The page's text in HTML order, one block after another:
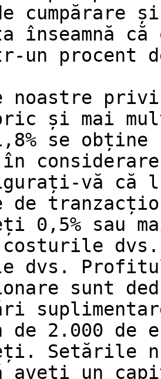
cumpărare
înseamnă
un procent
noastre
și mai
se
în
vă că
0,5% sau
costurile
dvs.
sunt
de 2.000
Setările
aveți un